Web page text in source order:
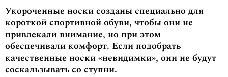
Укороченные носки созданы специально для
короткой спортивной обуви, чтобы они не
привлекали внимание, но при этом
обеспечивали комфорт. Если подобрать
качественные носки «невидимки», они не будут
соскальзывать со ступни.